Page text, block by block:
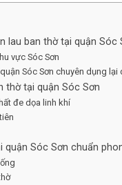
lau ban thờ tại quận Sóc
vực Sóc Sơn
Sóc Sơn chuyên dụng lại
thờ tại quận Sóc Sơn
đe dọa linh khí
quận Sóc Sơn chuẩn